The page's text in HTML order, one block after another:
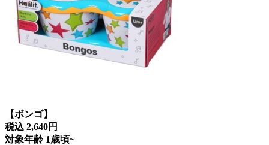
【ボンゴ】
税込 2,640円
対象年齢 1歳頃~